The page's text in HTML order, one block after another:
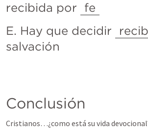
recibida por fe
E. Hay que decidir
salvación
Conclusión
Cristianos…¿como está su vida